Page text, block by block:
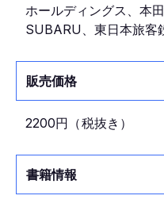
ホールディングス、本
SUBARU、東日本旅客
販売価格
2200円 （税抜き ）
書籍情報